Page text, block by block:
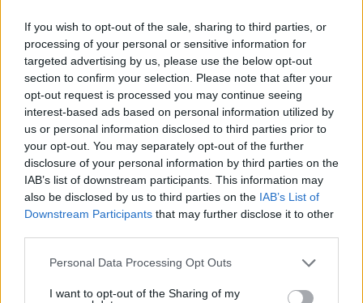
If you wish to opt-out of the sale, sharing to third parties, or
processing of your personal or sensitive information for
targeted advertising by us, please use the below opt-out
section to confirm your selection. Please note that after your
opt-out request is processed you may continue seeing
interest-based ads based on personal information utilized by
us or personal information disclosed to third parties prior to
your opt-out. You may separately opt-out of the further
disclosure of your personal information by third parties on the
IAB’s list of downstream participants. This information may
also be disclosed by us to third parties on the IAB’s List of
Downstream Participants that may further disclose it to other
Please note that this website/app uses one or more Google
not limited to your visit or usage behaviour. You may click to
Personal Data Processing Opt Outs
I want to opt-out of the Sharing of my
ΡΟΗ ΕΙΔΗΣΕΩΝ
Ειδήσεις Δημοφιλή Σχολιασμένα
Βοκαριά: Στο λιμανάκι της Χίου όπου μια οικογένεια
ψαράδων σε κάνει «ψαρά για μία μέρα»
πριν 7 λεπτά
πριν 12 λεπτά
Καταγγελία για νυχτερινή είσοδο ισραηλινών
στρατευμάτων σε χωριό του Λιβάνου, η απάντηση του